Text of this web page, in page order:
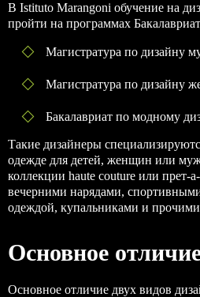
В Istituto Marangoni обучение на
пройти на программах
Магистратура по дизайну
Магистратура по дизайну
Бакалавриат по модному
Такие дизайнеры
одежде для детей, женщин или
коллекции haute couture или прет-
вечерними нарядами,
одеждой, купальниками и
Основное
Основное отличие двух видов